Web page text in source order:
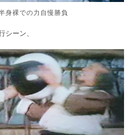
身裸での力自慢勝負
シーン、